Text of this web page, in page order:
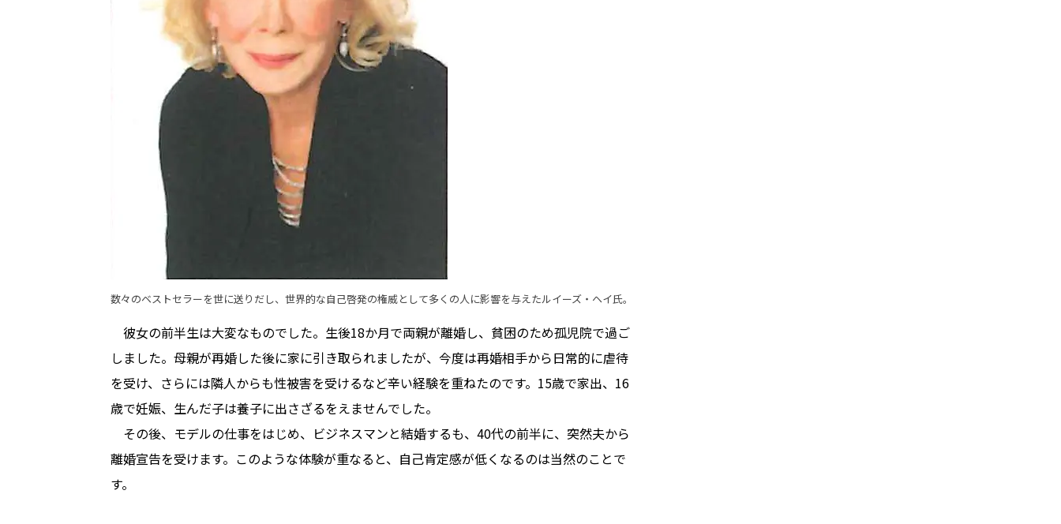
数々のベストセラーを世に送りだし、世界的な自己啓発の権威として多くの人に影響を与えたルイーズ・ヘイ氏。
彼女の前半生は大変なものでした。生後18か月で両親が離婚し、貧困のため孤児院で過ご
しました。母親が再婚した後に家に引き取られましたが、今度は再婚相手から日常的に虐待
を受け、さらには隣人からも性被害を受けるなど辛い経験を重ねたのです。15歳で家出、16
歳で妊娠、生んだ子は養子に出さざるをえませんでした。
その後、モデルの仕事をはじめ、ビジネスマンと結婚するも、40代の前半に、突然夫から
離婚宣告を受けます。このような体験が重なると、自己肯定感が低くなるのは当然のことで
す。